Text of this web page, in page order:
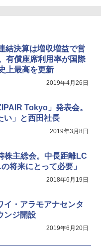
納袋付き UVカット 防水 防災
(ブルー)
結決算は増収増益で営
有償座席利用率が国際
上最高を更新
2019年4月26日
Tokyo」発表会。
い」と西田社長
2019年3月8日
株主総会。中長距離LC
将来にとって必要」
2018年6月19日
イ・アラモアナセンタ
ンジ開設
2019年6月20日